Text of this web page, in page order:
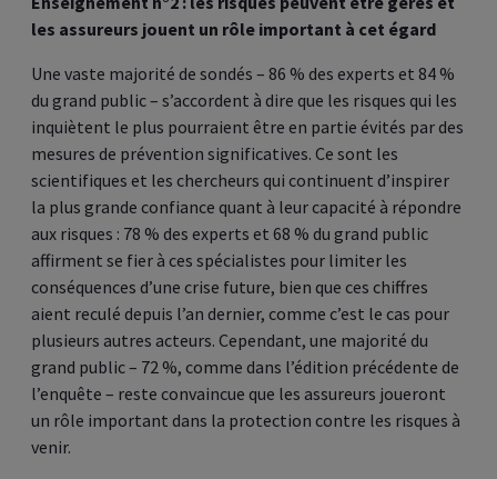
les assureurs jouent un rôle important à cet égard
Une vaste majorité de sondés – 86 % des experts et 84 %
du grand public – s’accordent à dire que les risques qui les
inquiètent le plus pourraient être en partie évités par des
mesures de prévention significatives. Ce sont les
scientifiques et les chercheurs qui continuent d’inspirer
la plus grande confiance quant à leur capacité à répondre
aux risques : 78 % des experts et 68 % du grand public
affirment se fier à ces spécialistes pour limiter les
conséquences d’une crise future, bien que ces chiffres
aient reculé depuis l’an dernier, comme c’est le cas pour
plusieurs autres acteurs. Cependant, une majorité du
grand public – 72 %, comme dans l’édition précédente de
l’enquête – reste convaincue que les assureurs joueront
un rôle important dans la protection contre les risques à
venir.